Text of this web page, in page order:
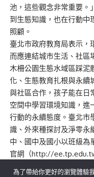
池，這些觀念非常重要。
到生態知識，也在行動中
照顧。
臺北市政府教育局表示，
而應連結城市生活、社區
木柵公園生態水域區踩泥
化、生態教育扎根與永續
與社區合作，孩子能在日
空間中學習環境知識，進
行動的永續態度。臺北市
識、外來種探討及淨零永
中、國中及國小以班級為
官網（http://
為了帶給你更好的瀏覽體驗